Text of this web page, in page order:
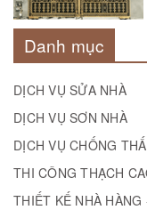
Danh mục
DỊCH VỤ SỬA NHÀ
DỊCH VỤ SƠN NHÀ
DỊCH VỤ CHỐNG
THI CÔNG THẠCH
THIẾT KẾ NHÀ HÀNG